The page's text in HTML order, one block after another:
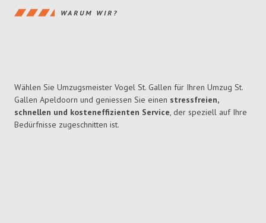
WARUM WIR?
Wählen Sie Umzugsmeister Vogel St. Gallen für Ihren Umzug St.
Gallen Apeldoorn und geniessen Sie einen stressfreien,
schnellen und kosteneffizienten Service, der speziell auf Ihre
Bedürfnisse zugeschnitten ist.